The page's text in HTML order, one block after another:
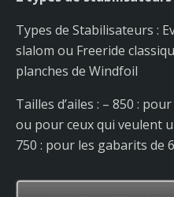
Types de Stabilisateurs :
slalom ou Freeride
planches de Windfoil
Tailles d’ailes : – 850 :
ou pour ceux qui veulent
750 : pour les gabarits de